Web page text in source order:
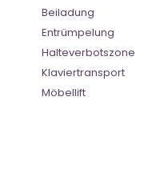
Beiladung
Entrümpelung
Halteverbotszone
Klaviertransport
Möbellift